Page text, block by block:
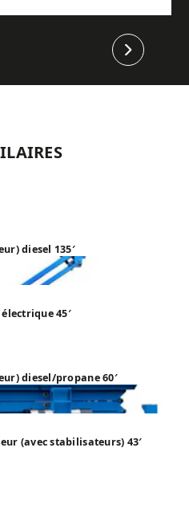
Suivant
diesel 135′
45′
diesel/propane 60′
(avec stabilisateurs) 43′